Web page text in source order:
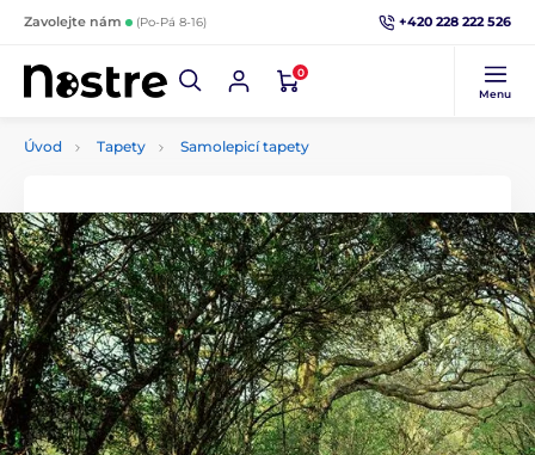
Zavolejte nám (Po-Pá 8-16) +420 228 222 526
0
Menu
Úvod Tapety Samolepicí tapety